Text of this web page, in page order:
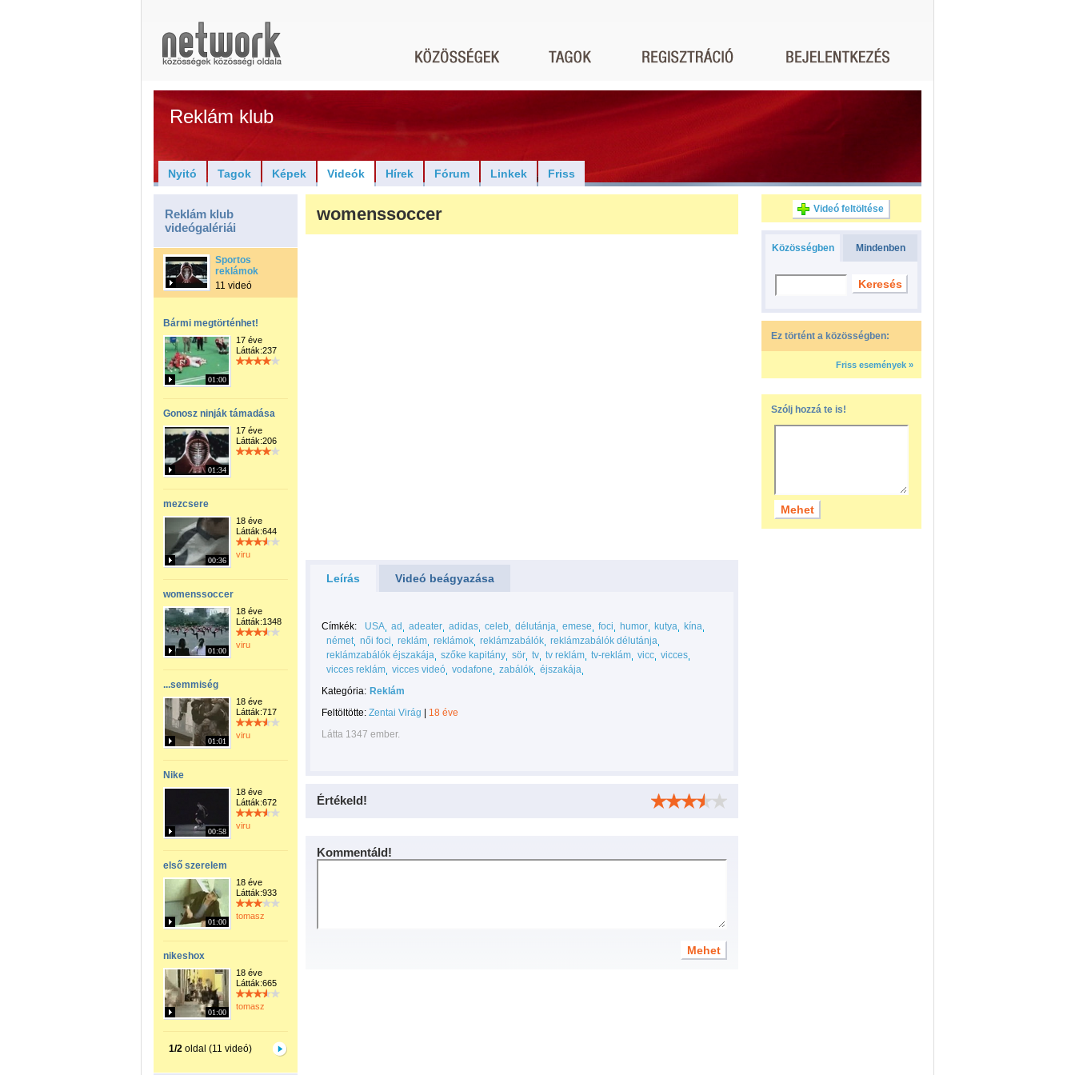
Reklám klub
Nyitó Tagok Képek Videók Hírek Fórum Linkek Friss
Reklám klub
videógalériái
Sportos
reklámok
11 videó
Bármi megtörténhet!
01:00
17 éve
Látták:237
Gonosz ninják támadása
01:34
17 éve
Látták:206
mezcsere
00:36
18 éve
Látták:644
viru
womenssoccer
01:00
18 éve
Látták:1348
viru
...semmiség
01:01
18 éve
Látták:717
viru
Nike
00:58
18 éve
Látták:672
viru
első szerelem
01:00
18 éve
Látták:933
tomasz
nikeshox
01:00
18 éve
Látták:665
tomasz
1/2 oldal (11 videó)
womenssoccer
Leírás Videó beágyazása
Címkék: USA ad adeater adidas celeb délutánja emese foci humor kutya
kína
német női foci reklám reklámok reklámzabálók reklámzabálók délutánja
reklámzabálók éjszakája szőke kapitány sör tv tv reklám tv-reklám vicc vicces
vicces reklám vicces videó vodafone zabálók éjszakája
Kategória: Reklám
Feltöltötte: Zentai Virág
18 éve
Látta 1347 ember.
Értékeld!
Kommentáld!
Videó feltöltése
Közösségben Mindenben
Ez történt a közösségben:
Friss események »
Szólj hozzá te is!